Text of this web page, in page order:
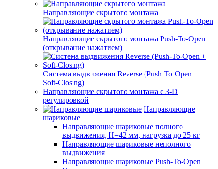
Направляющие скрытого монтажа
Направляющие скрытого монтажа Push-To-Open
(открывание нажатием)
Система выдвижения Reverse (Push-To-Open +
Soft-Closing)
Направляющие скрытого монтажа с 3-D
регулировкой
Направляющие
шариковые
Направляющие шариковые полного
выдвижения, H=42 мм, нагрузка до 25 кг
Направляющие шариковые неполного
выдвижения
Направляющие шариковые Push-To-Open